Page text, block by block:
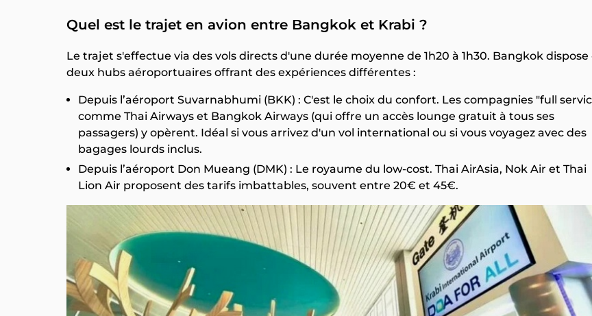
Quel est le trajet en avion entre Bangkok et Krabi ?
Le trajet s'effectue via des vols directs d'une durée moyenne de 1h20 à 1h30. Bangkok dispose
deux hubs aéroportuaires offrant des expériences différentes :
Depuis l’aéroport Suvarnabhumi (BKK) : C'est le choix du confort. Les compagnies "full
comme Thai Airways et Bangkok Airways (qui offre un accès lounge gratuit à tous ses
passagers) y opèrent. Idéal si vous arrivez d'un vol international ou si vous voyagez avec des
bagages lourds inclus.
Depuis l’aéroport Don Mueang (DMK) : Le royaume du low-cost. Thai AirAsia, Nok Air et Thai
Lion Air proposent des tarifs imbattables, souvent entre 20€ et 45€.